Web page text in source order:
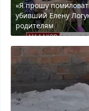
«Я прошу
убивший Елену
родителям